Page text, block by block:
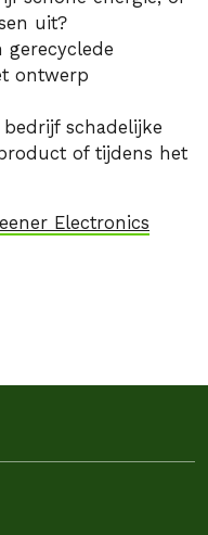
uit?
gerecyclede
ontwerp
schadelijke
of tijdens het
Electronics